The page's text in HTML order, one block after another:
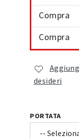
Compra
Compra
desideri
PORTATA